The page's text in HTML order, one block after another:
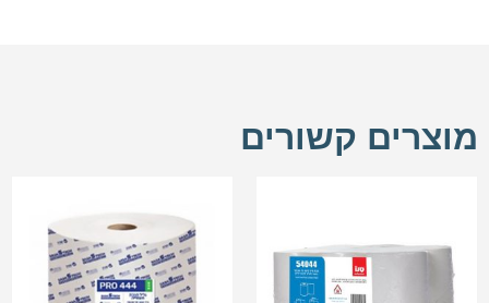
מוצרים קשורים